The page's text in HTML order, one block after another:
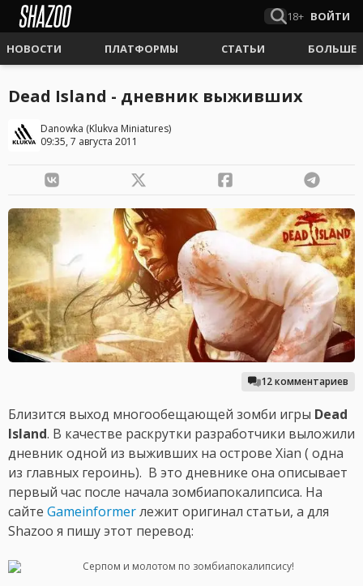
18+ ВОЙТИ
НОВОСТИ ПЛАТФОРМЫ СТАТЬИ БОЛЬШЕ
Dead Island - дневник выживших
Danowka (Klukva Miniatures)
09:35, 7 августа 2011
12 комментариев
Близится выход многообещающей зомби игры Dead
Island. В качестве раскрутки разработчики выложили
дневник одной из выживших на острове Xian ( одна
из главных героинь). В это дневнике она описывает
первый час после начала зомбиапокалипсиса. На
сайте Gameinformerлежит оригинал статьи, а для
Shazoo я пишу этот перевод: